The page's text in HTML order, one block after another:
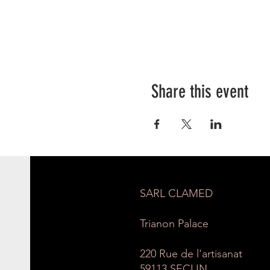
Share this event
SARL CLAMED
Trianon Palace
220 Rue de l'artisanat